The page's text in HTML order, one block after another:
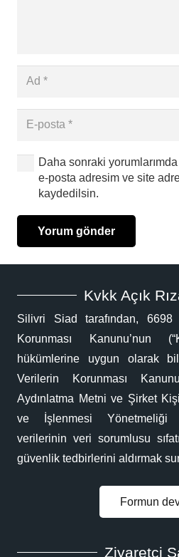
Daha sonraki yorumlarımda
e-posta adresim ve site
kaydedilsin.
Yorum gönder
Kvkk Açık
Silivri Siad tarafından, 6698
Korunması Kanunu’nun
hükümlerine uygun olarak
Verilerin Korunması
Aydınlatma Metni ve Şirket
ve İşlenmesi Yönetmeliği
verilerinin veri sorumlusu
güvenlik tedbirlerini aldırmak
Formun
Ziyaretçi